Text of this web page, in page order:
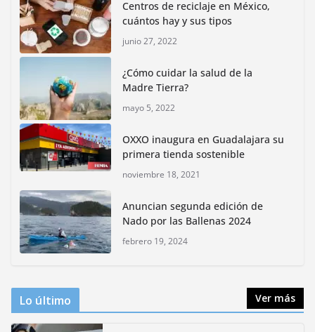
junio 15, 2026
Inauguran nuevo Embarcadero Cuemanco para
reactivar la zona lacustre de Xochimilco
junio 4, 2026
Rompe CDMX récords Reto Naturalista Urbano 2026 y
lidera la biodiversidad nacional
mayo 18, 2026
bioculturales para promover
huertos urbanos y jardines
polinizadores
Centros de reciclaje en México,
cuántos hay y sus tipos
junio 27, 2022
¿Cómo cuidar la salud de la
Madre Tierra?
mayo 5, 2022
OXXO inaugura en Guadalajara su
primera tienda sostenible
noviembre 18, 2021
Anuncian segunda edición de
Nado por las Ballenas 2024
febrero 19, 2024
Lo último Ver más